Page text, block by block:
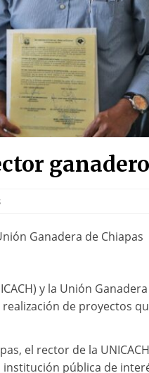
ganadero
Ganadera de Chiapas
y la Unión
de proyectos
el rector de la
pública de